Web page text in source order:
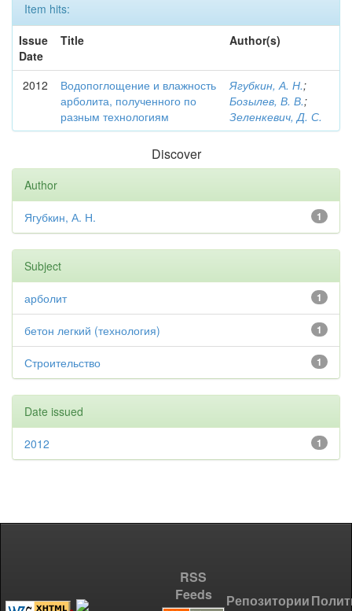
Item hits:
Issue
Date
Title Author(s)
2012
Водопоглощение и влажность
арболита, полученного по
разным технологиям
Ягубкин, А. Н.;
Бозылев, В. В.;
Зеленкевич, Д. С.
Discover
Author
1
Ягубкин, А. Н.
Subject
1
арболит
1
бетон легкий (технология)
1
Строительство
Date issued
1
2012
RSS
Feeds
Репозитории